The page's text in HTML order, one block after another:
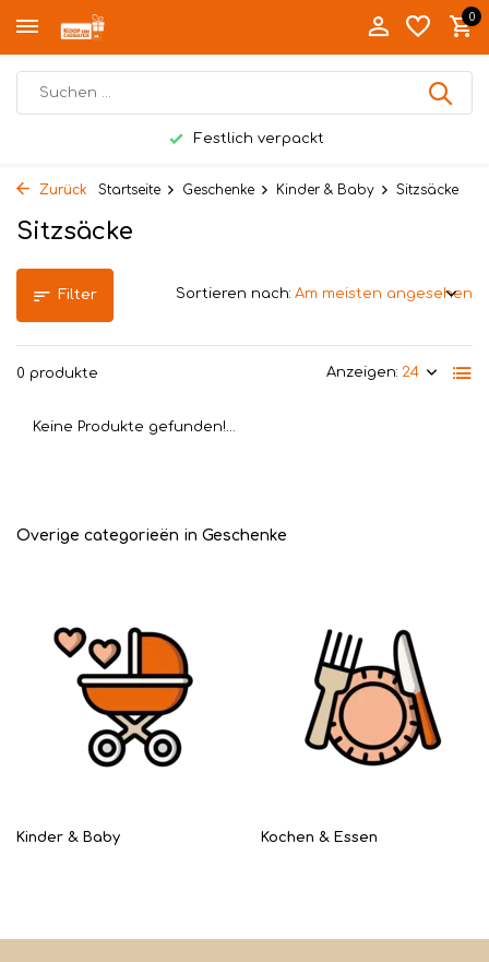
0
Festlich verpackt
Zurück Startseite Geschenke Kinder & Baby Sitzsäcke
Sitzsäcke
Filter
0 produkte Anzeigen:
Sortieren nach:
Keine Produkte gefunden!...
Overige categorieën in Geschenke
Kinder & Baby Kochen & Essen